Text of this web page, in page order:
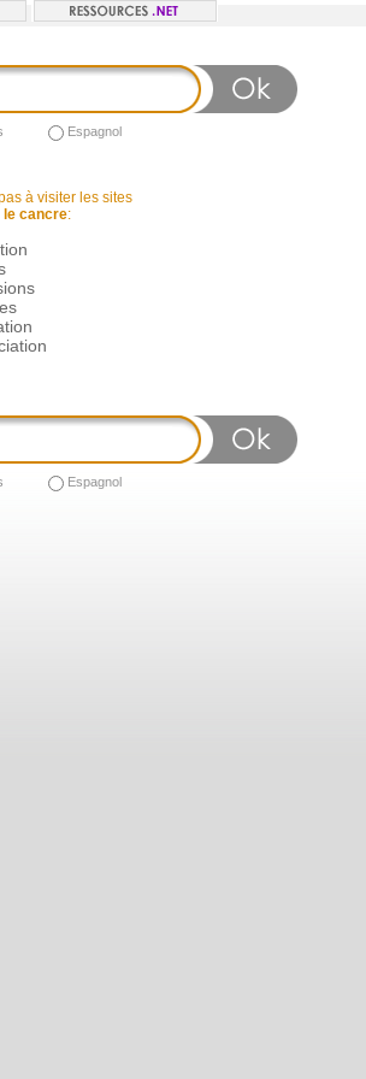
Espagnol
à visiter les sites
le cancre:
Espagnol